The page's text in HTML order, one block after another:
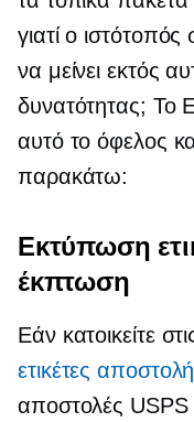
γιατί ο
να μείνει εκτός
δυνατότητας; Το
αυτό το όφελος
παρακάτω:
Εκτύπωση
έκπτωση
Εάν κατοικείτε
ετικέτες
αποστολές USPS